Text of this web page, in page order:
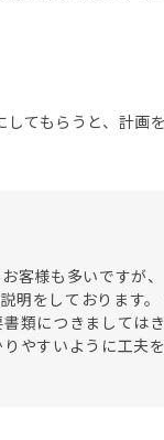
てもらうと、計画
客様も多いですが
明をしております
類につきましては
やすいように工夫